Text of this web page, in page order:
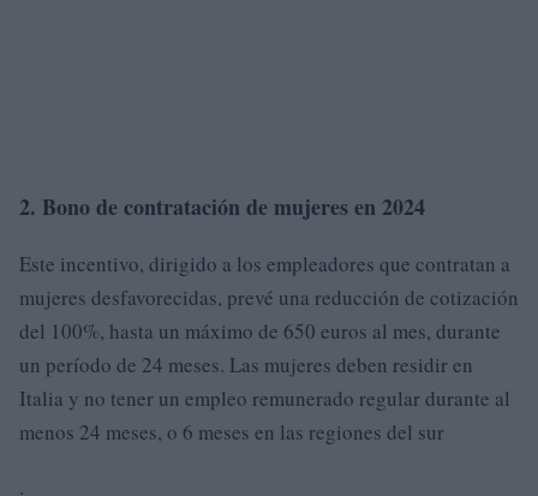
2. Bono de contratación de mujeres en 2024
Este incentivo, dirigido a los empleadores que contratan a
mujeres desfavorecidas, prevé una reducción de cotización
del 100%, hasta un máximo de 650 euros al mes, durante
un período de 24 meses. Las mujeres deben residir en
Italia y no tener un empleo remunerado regular durante al
menos 24 meses, o 6 meses en las regiones del sur
.